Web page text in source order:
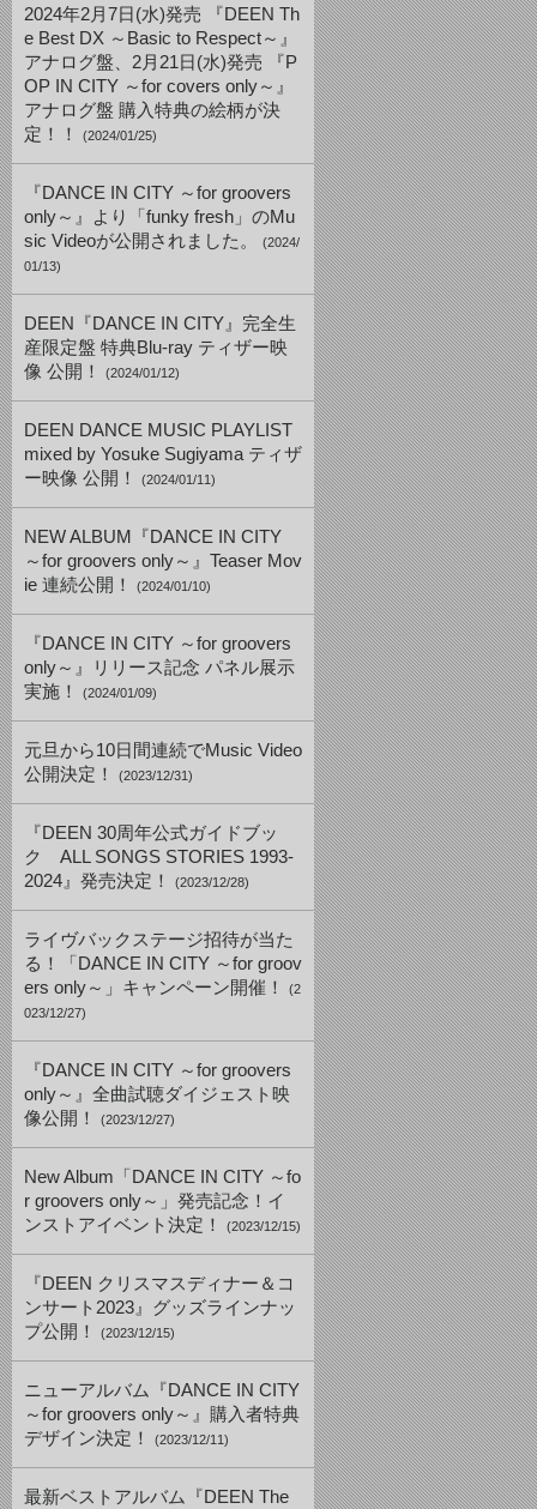
2024年2月7日(水)発売 『DEEN Th
e Best DX ～Basic to Respect～』
アナログ盤、2月21日(水)発売 『P
OP IN CITY ～for covers only～』
アナログ盤 購入特典の絵柄が決
定！！
(2024/01/25)
『DANCE IN CITY ～for groovers
only～』より「funky fresh」のMu
sic Videoが公開されました。
(2024/
01/13)
DEEN『DANCE IN CITY』完全生
産限定盤 特典Blu-ray ティザー映
像 公開！
(2024/01/12)
DEEN DANCE MUSIC PLAYLIST
mixed by Yosuke Sugiyama ティザ
ー映像 公開！
(2024/01/11)
NEW ALBUM『DANCE IN CITY
～for groovers only～』Teaser Mov
ie 連続公開！
(2024/01/10)
『DANCE IN CITY ～for groovers
only～』リリース記念 パネル展示
実施！
(2024/01/09)
元旦から10日間連続でMusic Video
公開決定！
(2023/12/31)
『DEEN 30周年公式ガイドブッ
ク ALL SONGS STORIES 1993-
2024』発売決定！
(2023/12/28)
ライヴバックステージ招待が当た
る！「DANCE IN CITY ～for groov
ers only～」キャンペーン開催！
(2
023/12/27)
『DANCE IN CITY ～for groovers
only～』全曲試聴ダイジェスト映
像公開！
(2023/12/27)
New Album「DANCE IN CITY ～fo
r groovers only～」発売記念！イ
ンストアイベント決定！
(2023/12/15)
『DEEN クリスマスディナー＆コ
ンサート2023』グッズラインナッ
プ公開！
(2023/12/15)
ニューアルバム『DANCE IN CITY
～for groovers only～』購入者特典
デザイン決定！
(2023/12/11)
最新ベストアルバム『DEEN The